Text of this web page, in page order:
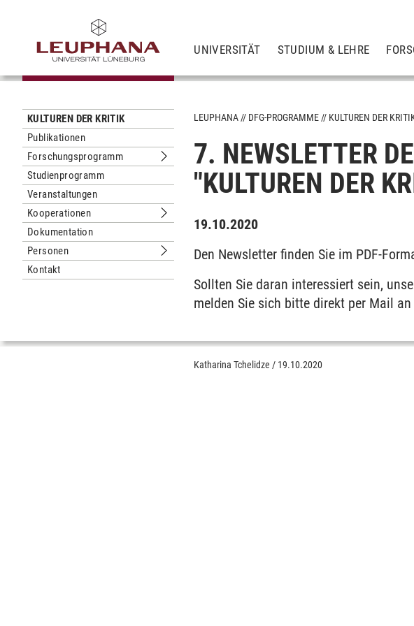
UNIVERSITÄT STUDIUM & LEHRE
KULTUREN DER KRITIK
Publikationen
Forschungsprogramm
Untermenu Forschungsprogramm
Studienprogramm
Veranstaltungen
Kooperationen
Untermenu Kooperationen
Dokumentation
Personen
Untermenu Personen
Kontakt
LEUPHANA DFG-PROGRAMME KULTUREN DER
7. NEWSLETTER
"KULTUREN DER
19.10.2020
Den Newsletter finden Sie im PDF-
Sollten Sie daran interessiert sein,
melden Sie sich bitte direkt per Mail an
Katharina Tchelidze / 19.10.2020